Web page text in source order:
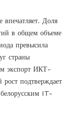
впечатляет. Доля
в общем объеме
превысила
страны
экспорт ИКТ-
подтверждает
IT-